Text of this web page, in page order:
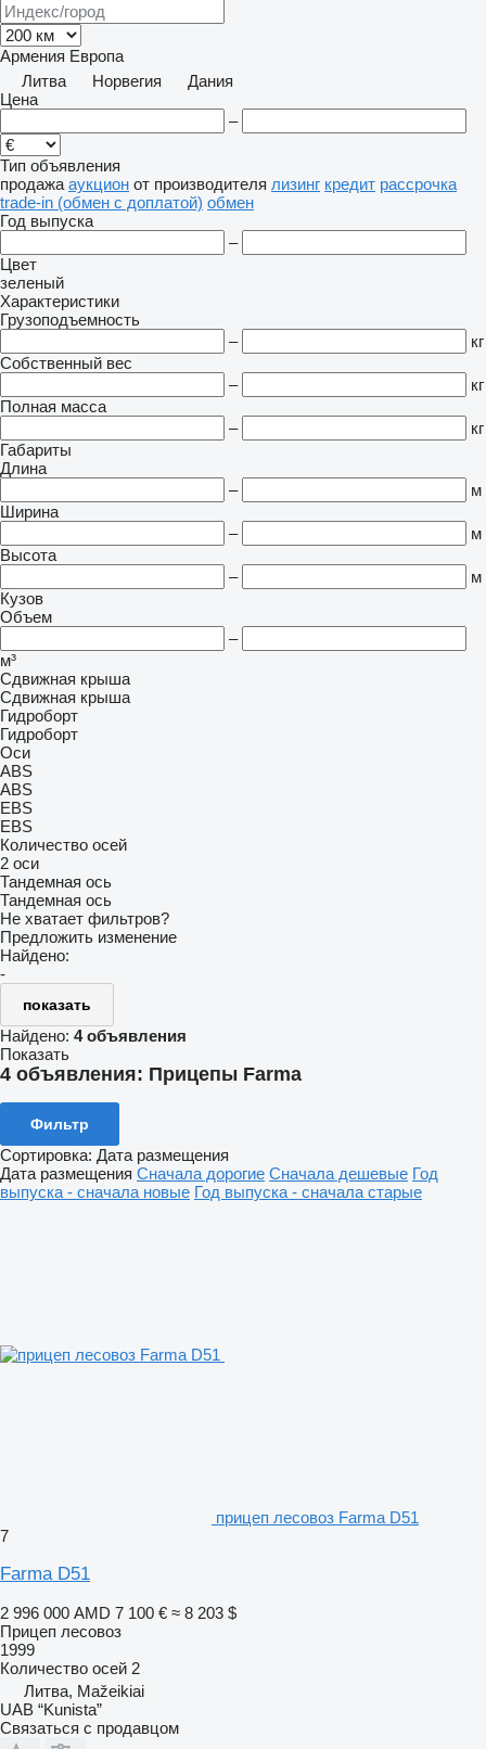
Армения Европа
Литва
Норвегия
Дания
Цена
–
Тип объявления
продажа аукцион от производителя лизинг кредит рассрочка
trade-in (обмен с доплатой) обмен
Год выпуска
–
Цвет
зеленый
Характеристики
Грузоподъемность
–
кг
Собственный вес
–
кг
Полная масса
–
кг
Габариты
Длина
–
м
Ширина
–
м
Высота
–
м
Кузов
Объем
–
м³
Сдвижная крыша
Сдвижная крыша
Гидроборт
Гидроборт
Оси
ABS
ABS
EBS
EBS
Количество осей
2 оси
Тандемная ось
Тандемная ось
Не хватает фильтров?
Предложить изменение
Найдено:
-
показать
Найдено: 4 объявления
Показать
4 объявления: Прицепы Farma
Фильтр
Сортировка: Дата размещения
Дата размещения Сначала дорогие Сначала дешевые Год
выпуска - сначала новые Год выпуска - сначала старые
прицеп лесовоз Farma D51
7
Farma D51
2 996 000 AMD 7 100 € ≈ 8 203 $
Прицеп лесовоз
1999
Количество осей 2
Литва, Mažeikiai
UAB “Kunista”
Связаться с продавцом